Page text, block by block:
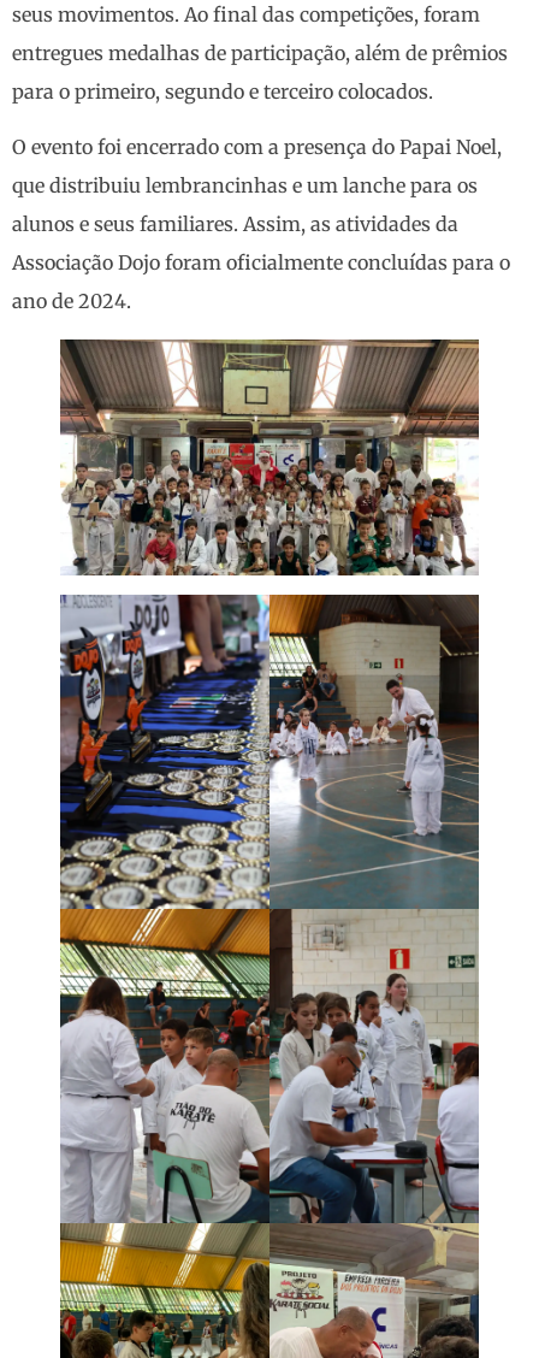
seus movimentos. Ao final das competições, foram
entregues medalhas de participação, além de prêmios
para o primeiro, segundo e terceiro colocados.
O evento foi encerrado com a presença do Papai Noel,
que distribuiu lembrancinhas e um lanche para os
alunos e seus familiares. Assim, as atividades da
Associação Dojo foram oficialmente concluídas para o
ano de 2024.